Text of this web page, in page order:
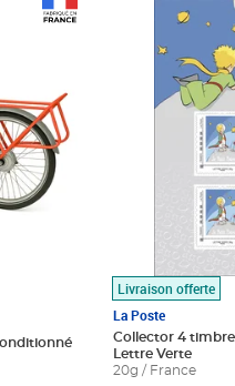
Livraison offerte
La Poste
Collector 4
Lettre Verte
20g / France
Prix 7,50€